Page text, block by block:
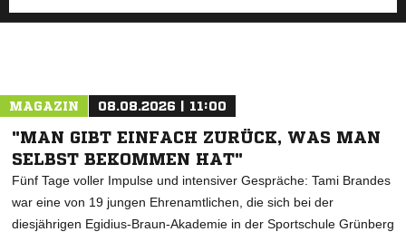
MAGAZIN 08.08.2026 | 11:00
"MAN GIBT EINFACH ZURÜCK, WAS MAN
SELBST BEKOMMEN HAT"
Fünf Tage voller Impulse und intensiver Gespräche: Tami Brandes
war eine von 19 jungen Ehrenamtlichen, die sich bei der
diesjährigen Egidius-Braun-Akademie in der Sportschule Grünberg